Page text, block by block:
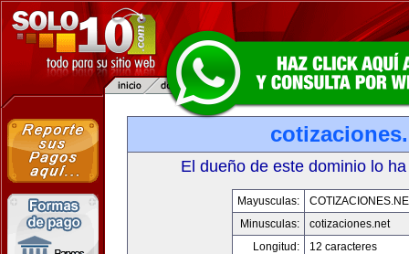
El dueño de este dominio lo
Mayusculas:
Minusculas:
cotizaciones.net
Longitud:
12 caracteres